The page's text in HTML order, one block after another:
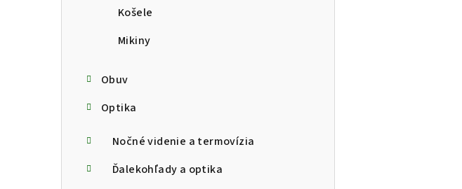
Košele
Mikiny
Obuv
Optika
Nočné videnie a termovízia
Ďalekohľady a optika